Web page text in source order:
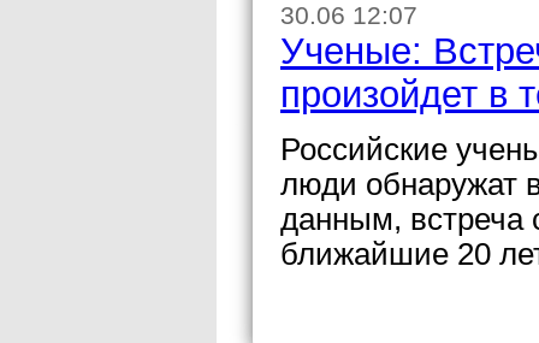
30.06 12:07
Ученые:
произойдет в
Российские
люди обнаружат
данным, встреча
ближайшие 20